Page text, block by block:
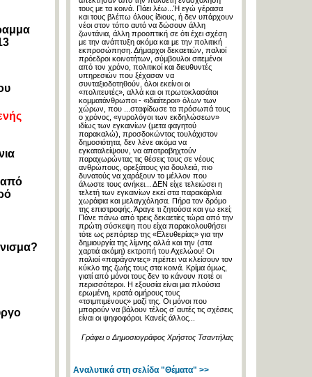
από
τους με τα κοινά. Πάει λέω...Ή εγώ γέρασα
και τους βλέπω όλους ίδιους, ή δεν υπάρχουν
νέοι στον τόπο αυτό να δώσουν άλλη
ζωντάνια, άλλη προοπτική σε ότι έχει σχέση
με την ανάπτυξη ακόμα και με την πολιτική
εκπροσώπηση. Δήμαρχοι δεκαετιών, παλιοί
πρόεδροι κοινοτήτων, σύμβουλοι σιτεμένοι
από τον χρόνο, πολιτικοί και διευθυντές
υπηρεσιών που ξέχασαν να
συνταξιοδοτηθούν, όλοι εκείνοι οι
«πολιτευτές», αλλά και οι πρωτοκλασάτοι
κομματάνθρωποι - «ιδιαίτεροι» όλων των
χώρων, που ...σταφίδωσε τα πρόσωπά τους
ο χρόνος, «γυρολόγοι των εκδηλώσεων»
ιδίως των εγκαινίων (μετα φαγητού
παρακαλώ), προσδοκώντας τουλάχιστον
δημοσιότητα, δεν λένε ακόμα να
εγκαταλείψουν, να αποτραβηχτούν
παραχωρώντας τις θέσεις τους σε νέους
ανθρώπους, ορεξάτους για δουλειά, πιο
δυνατούς να χαράξουν το μέλλον που
άλωστε τους ανήκει... ΔΕΝ είχε τελειώσει η
τελετή των εγκαινίων εκεί στα παρακάρλια
χωράφια και μελαγχόλησα. Πήρα τον δρόμο
της επιστροφής. Άραγε τι ζητούσα και γω εκεί;
Πάνε πάνω από τρεις δεκαετίες τώρα από την
πρώτη σύσκεψη που είχα παρακολουθήσει
τότε ως ρεπόρτερ της «Ελευθερίας» για την
δημιουργία της λίμνης αλλά και την (στα
χαρτιά ακόμη) εκτροπή του Αχελώου! Οι
παλιοί «παράγοντες» πρέπει να κλείσουν τον
κύκλο της ζωής τους στα κοινά. Κρίμα όμως,
γιατί από μόνοι τους δεν το κάνουν ποτέ οι
περισσότεροι. Η εξουσία είναι μια πλούσια
ερωμένη, κρατά ομήρους τους
«τσιμπιμένους» μαζί της. Οι μόνοι που
μπορούν να βάλουν τέλος σ´αυτές τις σχέσεις
είναι οι ψηφοφόροι. Κανείς άλλος...
Γράφει ο Δημοσιογράφος Χρήστος Τσαντήλας
Αναλυτικά στη σελίδα "Θέματα" >>